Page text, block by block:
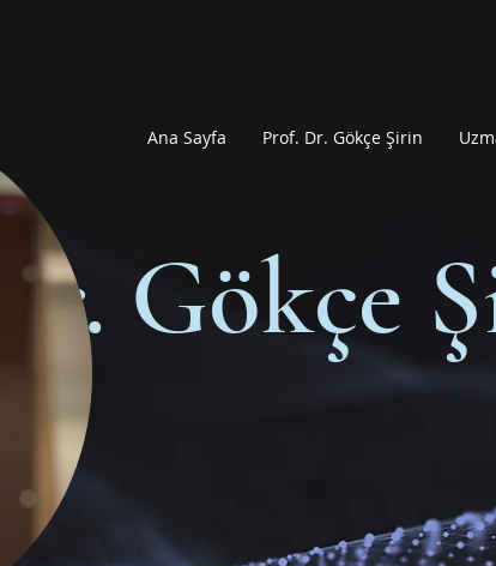
Gökçe
Ana Sayfa Prof. Dr. Gökçe Şirin